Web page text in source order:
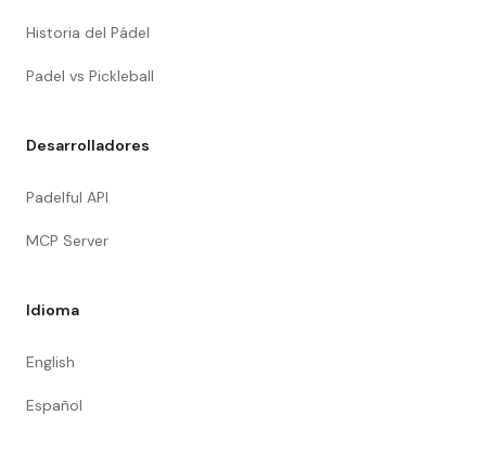
Historia del Pádel
Padel vs Pickleball
Desarrolladores
Padelful API
MCP Server
Idioma
English
Español